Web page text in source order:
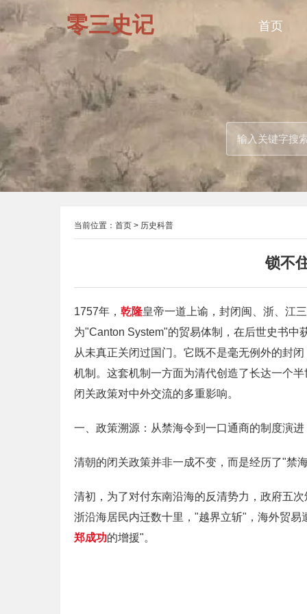
零三史记 首页
当前位置： 首页 > 历史科普
锁不
1757年， 乾隆皇帝一道上谕，封闭闽、浙、江
为"Canton System"的贸易体制，在后世史书
从未真正关闭过国门。它既不是毫无例外的封
机制。这套机制一方面为清代创造了长达一个
闭关政策对中外交流的多重影响。
一、政策溯源：从禁海令到一口通商的制度演进
清朝的闭关政策并非一成不变，而是经历了"
清初，为了对付东南沿海的反清势力，政府五
浙沿海居民内迁数十里，"越界立斩"，海外贸
郑成功的增援"。